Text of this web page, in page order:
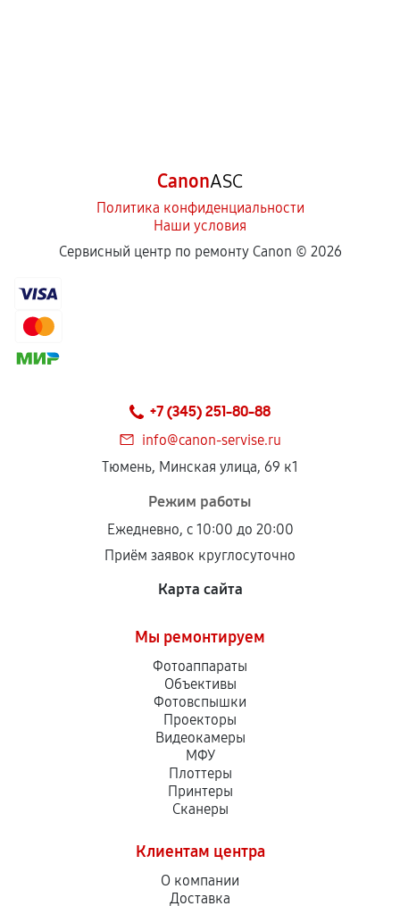
CanonASC
Политика конфиденциальности
Наши условия
Сервисный центр по ремонту Canon © 2026
+7 (345) 251-80-88
info@canon-servise.ru
Тюмень, Минская улица, 69 к1
Режим работы
Ежедневно, с 10:00 до 20:00
Приём заявок круглосуточно
Карта сайта
Мы ремонтируем
Фотоаппараты
Объективы
Фотовспышки
Проекторы
Видеокамеры
МФУ
Плоттеры
Принтеры
Сканеры
Клиентам центра
О компании
Доставка